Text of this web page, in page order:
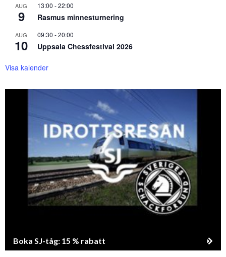
AUG
9
13:00 -22:00
Rasmus minnesturnering
AUG
10
09:30 -20:00
Uppsala Chessfestival 2026
Visa kalender
Boka SJ-tåg: 15 % rabatt